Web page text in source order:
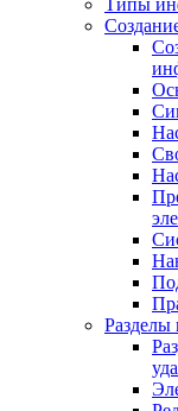
Типы
Разделы